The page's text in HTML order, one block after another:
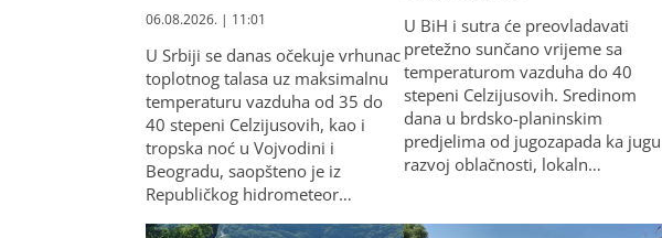
06.08.2026. | 11:01
U Srbiji se danas očekuje vrhunac
toplotnog talasa uz maksimalnu
temperaturu vazduha od 35 do
40 stepeni Celzijusovih, kao i
tropska noć u Vojvodini i
Beogradu, saopšteno je iz
Republičkog hidrometeor…
U BiH i sutra će preovladavati
pretežno sunčano vrijeme sa
temperaturom vazduha do 40
stepeni Celzijusovih. Sredinom
dana u brdsko-planinskim
predjelima od jugozapada ka jugu
razvoj oblačnosti, lokaln…